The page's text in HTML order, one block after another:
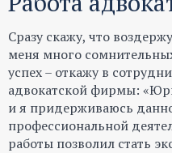
Сразу скажу, что
меня много
успех – откажу в
адвокатской фирмы:
и я придерживаюсь
профессиональной
работы позволил стать